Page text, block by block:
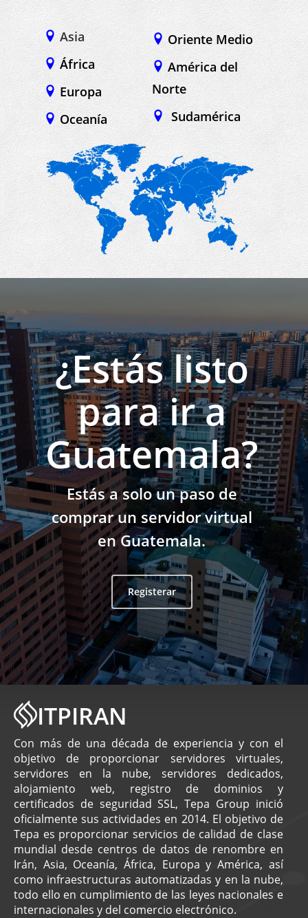
Asia
África
Europa
Oceanía
Oriente Medio
América del
Norte
Sudamérica
¿Estás listo
para ir a
Guatemala?
Estás a solo un paso de
comprar un servidor virtual
en Guatemala.
Registerar
ITPIRAN
Con más de una década de experiencia y con el
objetivo de proporcionar servidores virtuales,
servidores en la nube, servidores dedicados,
alojamiento web, registro de dominios y
certificados de seguridad SSL, Tepa Group inició
oficialmente sus actividades en 2014. El objetivo de
Tepa es proporcionar servicios de calidad de clase
mundial desde centros de datos de renombre en
Irán, Asia, Oceanía, África, Europa y América, así
como infraestructuras automatizadas y en la nube,
todo ello en cumplimiento de las leyes nacionales e
internacionales y del comercio electrónico.